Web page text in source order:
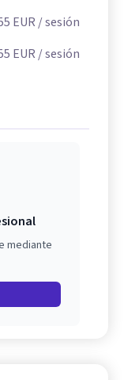
EUR / sesión
EUR / sesión
mediante